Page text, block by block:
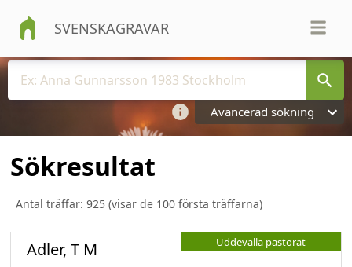
SVENSKAGRAVAR
Avancerad sökning
Sökresultat
Antal träffar: 925 (visar de 100 första träffarna)
Uddevalla pastorat
Adler, T M